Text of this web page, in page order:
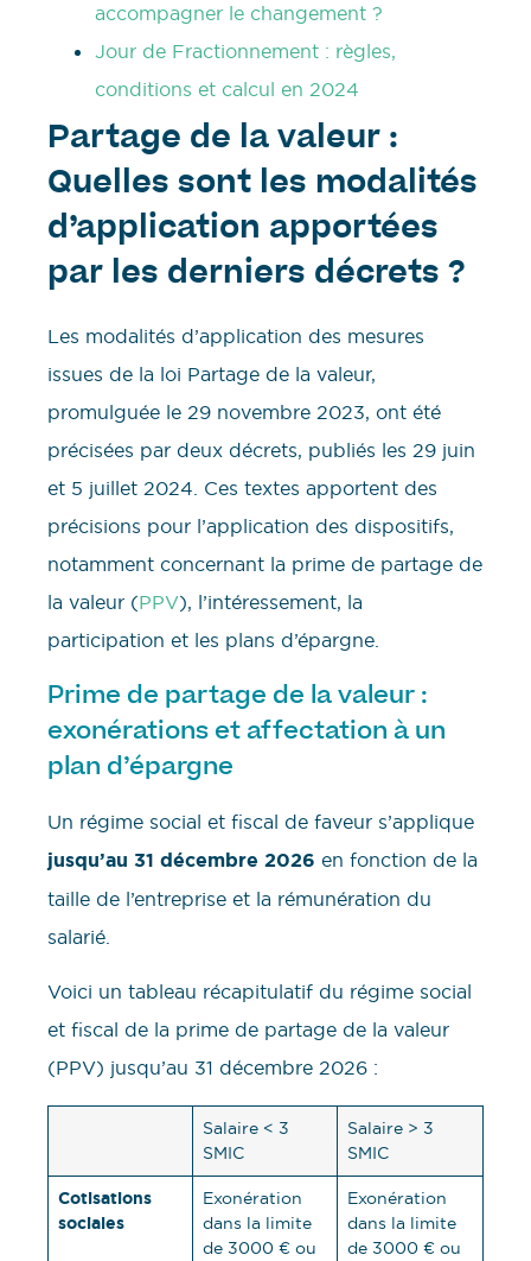
accompagner le changement ?
Jour de Fractionnement : règles,
conditions et calcul en 2024
Partage de la valeur :
Quelles sont les modalités
d’application apportées
par les derniers décrets ?
Les modalités d’application des mesures
issues de la loi Partage de la valeur,
promulguée le 29 novembre 2023, ont été
précisées par deux décrets, publiés les 29 juin
et 5 juillet 2024. Ces textes apportent des
précisions pour l’application des dispositifs,
notamment concernant la prime de partage de
la valeur (PPV), l’intéressement, la
participation et les plans d’épargne.
Prime de partage de la valeur :
exonérations et affectation à un
plan d’épargne
Un régime social et fiscal de faveur s’applique
jusqu’au 31 décembre 2026 en fonction de la
taille de l’entreprise et la rémunération du
salarié.
Voici un tableau récapitulatif du régime social
et fiscal de la prime de partage de la valeur
(PPV) jusqu’au 31 décembre 2026 :
Salaire < 3
SMIC
Salaire > 3
SMIC
Cotisations
sociales
Exonération
dans la limite
de 3000 € ou
Exonération
dans la limite
de 3000 € ou